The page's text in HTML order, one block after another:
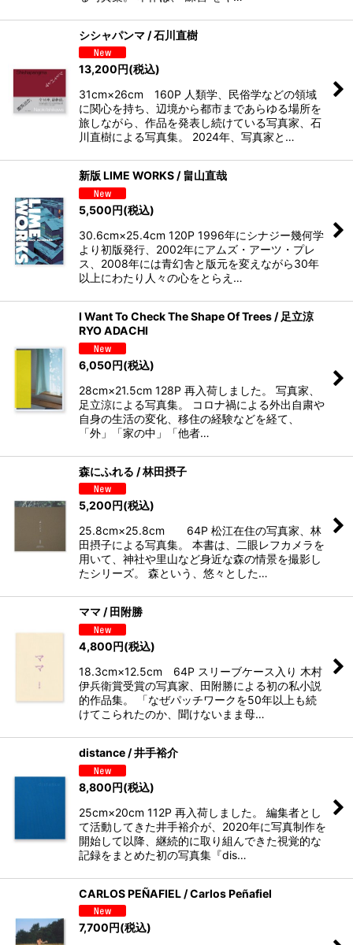
シシャパンマ / 石川直樹
13,200円(税込)
31cm×26cm 160P 人類学、民俗学などの領域
に関心を持ち、辺境から都市まであらゆる場所を
旅しながら、作品を発表し続けている写真家、石
川直樹による写真集。 2024年、写真家と…
新版 LIME WORKS / 畠山直哉
5,500円(税込)
30.6cm×25.4cm 120P 1996年にシナジー幾何学
より初版発行、2002年にアムズ・アーツ・プレ
ス、2008年には青幻舎と版元を変えながら30年
以上にわたり人々の心をとらえ…
I Want To Check The Shape Of Trees / 足立涼
RYO ADACHI
6,050円(税込)
28cm×21.5cm 128P 再入荷しました。 写真家、
足立涼による写真集。 コロナ禍による外出自粛や
自身の生活の変化、移住の経験などを経て、
「外」「家の中」「他者…
森にふれる / 林田摂子
5,200円(税込)
25.8cm×25.8cm 64P 松江在住の写真家、林
田摂子による写真集。 本書は、二眼レフカメラを
用いて、神社や里山など身近な森の情景を撮影し
たシリーズ。 森という、悠々とした…
ママ / 田附勝
4,800円(税込)
18.3cm×12.5cm 64P スリーブケース入り 木村
伊兵衛賞受賞の写真家、田附勝による初の私小説
的作品集。 「なぜパッチワークを50年以上も続
けてこられたのか、聞けないまま母…
distance / 井手裕介
8,800円(税込)
25cm×20cm 112P 再入荷しました。 編集者とし
て活動してきた井手裕介が、2020年に写真制作を
開始して以降、継続的に取り組んできた視覚的な
記録をまとめた初の写真集『dis…
CARLOS PEÑAFIEL / Carlos Peñafiel
7,700円(税込)